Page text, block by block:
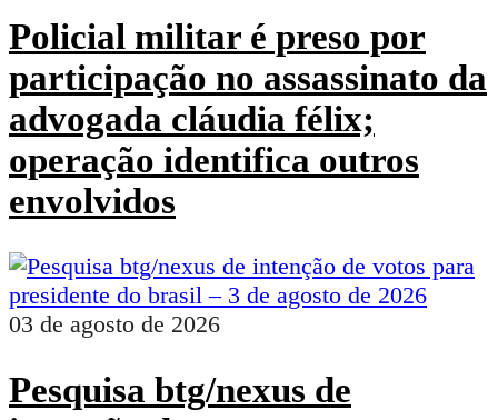
Policial militar é preso por
participação no assassinato da
advogada cláudia félix;
operação identifica outros
envolvidos
03 de agosto de 2026
Pesquisa btg/nexus de